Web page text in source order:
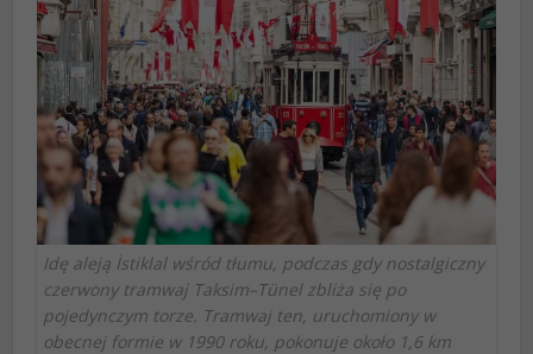
Idę aleją İstiklal wśród tłumu, podczas gdy nostalgiczny
czerwony tramwaj Taksim–Tünel zbliża się po
pojedynczym torze. Tramwaj ten, uruchomiony w
obecnej formie w 1990 roku, pokonuje około 1,6 km